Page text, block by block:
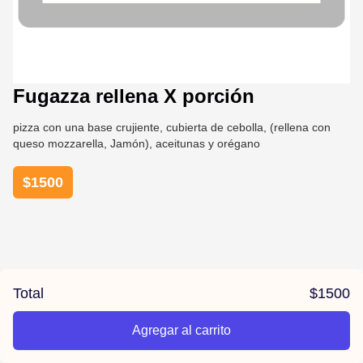
Fugazza rellena X porción
pizza con una base crujiente, cubierta de cebolla, (rellena con
queso mozzarella, Jamón), aceitunas y orégano
$1500
Total $1500
Agregar al carrito